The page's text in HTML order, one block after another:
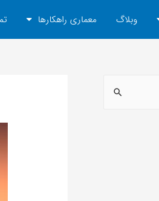
وبلاگ معماری راهکارها